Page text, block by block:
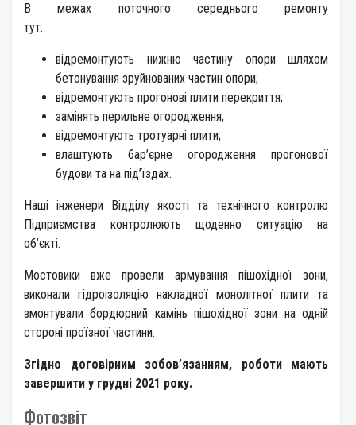
В межах поточного середнього ремонту
тут:
відремонтують нижню частину опори шляхом
бетонування зруйнованих частин опори;
відремонтують прогонові плити перекриття;
замінять перильне огородження;
відремонтують тротуарні плити;
влаштують бар’єрне огородження прогонової
будови та на під’їздах.
Наші інженери Відділу якості та технічного контролю
Підприємства контролюють щоденно ситуацію на
об’єкті.
Мостовики вже провели армування пішохідної зони,
виконали гідроізоляцію накладної монолітної плити та
змонтували бордюрний камінь пішохідної зони на одній
стороні проїзної частини.
Згідно договірним зобов’язанням, роботи мають
завершити у грудні 2021 року.
Фотозвіт